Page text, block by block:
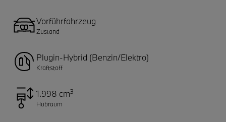
Vorführfahrzeug
Zustand
Plugin-Hybrid (Benzin/Elektro)
Kraftstoff
1.998 cm3
Hubraum